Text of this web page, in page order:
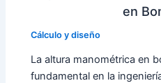
en
Cálculo y diseño
La altura manométrica en
fundamental en la